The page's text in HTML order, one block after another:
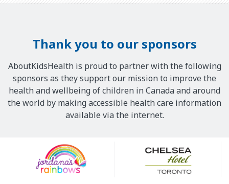
Thank you to our sponsors
AboutKidsHealth is proud to partner with the following
sponsors as they support our mission to improve the
health and wellbeing of children in Canada and around
the world by making accessible health care information
available via the internet.
Sponsors